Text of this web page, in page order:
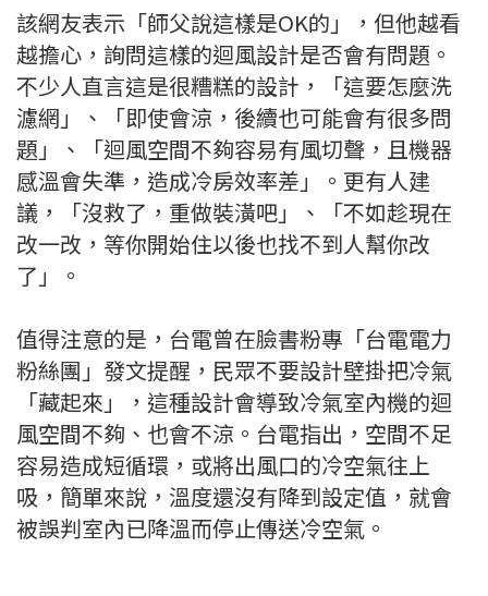
該網友表示「師父說這樣是OK的」，但他越看
越擔心，詢問這樣的迴風設計是否會有問題。
不少人直言這是很糟糕的設計，「這要怎麼洗
濾網」、「即使會涼，後續也可能會有很多問
題」、「迴風空間不夠容易有風切聲，且機器
感溫會失準，造成冷房效率差」。更有人建
議，「沒救了，重做裝潢吧」、「不如趁現在
改一改，等你開始住以後也找不到人幫你改
了」。
值得注意的是，台電曾在臉書粉專「台電電力
粉絲團」發文提醒，民眾不要設計壁掛把冷氣
「藏起來」，這種設計會導致冷氣室內機的迴
風空間不夠、也會不涼。台電指出，空間不足
容易造成短循環，或將出風口的冷空氣往上
吸，簡單來說，溫度還沒有降到設定值，就會
被誤判室內已降溫而停止傳送冷空氣。